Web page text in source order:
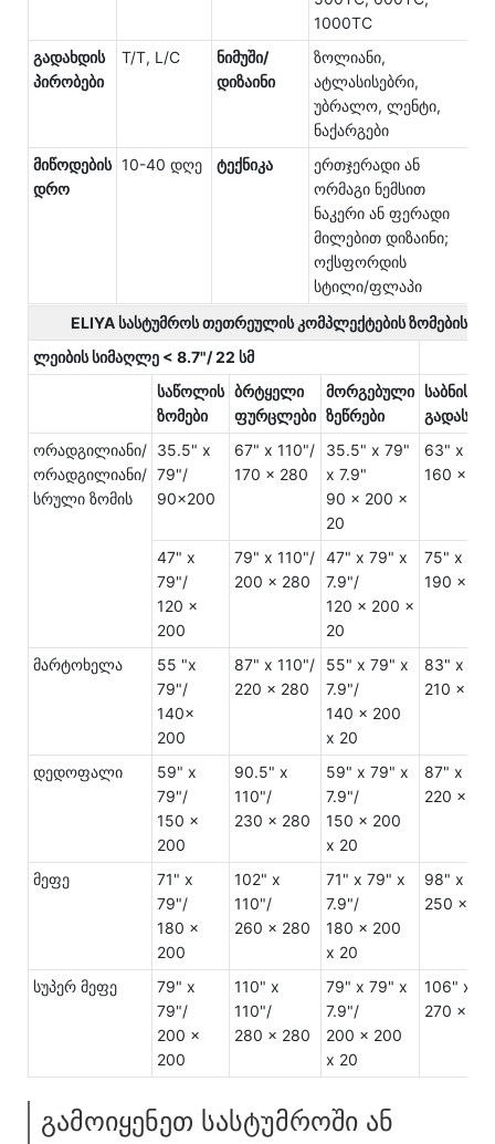
1000TC
გადახდის
პირობები
T/T, L/C
ნიმუში/
დიზაინი
ზოლიანი,
ატლასისებრი,
უბრალო, ლენტი,
ნაქარგები
მიწოდების
დრო
10-40 დღე ტექნიკა
ერთჯერადი ან
ორმაგი ნემსით
ნაკერი ან ფერადი
მილებით დიზაინი;
ოქსფორდის
სტილი/ფლაპი
ELIYA სასტუმროს თეთრეულის კომპლექტების ზომების
ლეიბის სიმაღლე < 8.7"/ 22 სმ
საწოლის
ზომები
ბრტყელი
ფურცლები
მორგებული
ზეწრები
საბნის
ორადგილიანი/
ორადგილიანი/
სრული ზომის
35.5" x
79"/
90x200
67" x 110"/
170 x 280
35.5" x 79"
x 7.9"
90 x 200 x
20
63" x
160 x
47" x
79"/
120 x
200
79" x 110"/
200 x 280
47" x 79" x
7.9"/
120 x 200 x
20
75" x
190 x
მარტოხელა
55 "x
79"/
140x
200
87" x 110"/
220 x 280
55" x 79" x
7.9"/
140 x 200
x 20
83" x
210 x
დედოფალი
59" x
79"/
150 x
200
90.5" x
110"/
230 x 280
59" x 79" x
7.9"/
150 x 200
x 20
87" x
220 x
მეფე
71" x
79"/
180 x
200
102" x
110"/
260 x 280
71" x 79" x
7.9"/
180 x 200
x 20
98" x
250 x
სუპერ მეფე
79" x
79"/
200 x
200
110" x
110"/
280 x 280
79" x 79" x
7.9"/
200 x 200
x 20
106" x
270 x
გამოიყენეთ სასტუმროში ან